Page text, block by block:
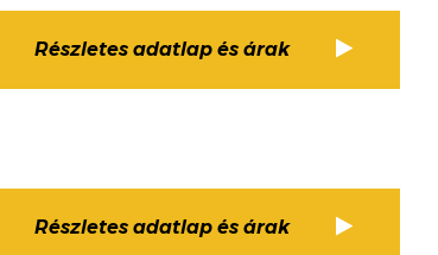
Részletes adatlap és árak
Részletes adatlap és árak